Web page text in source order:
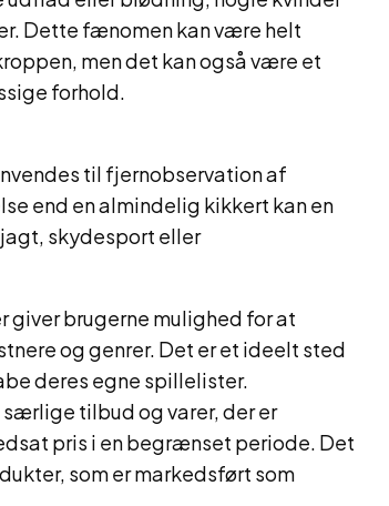
Dette fænomen kan være helt
men det kan også være et
forhold.
til fjernobservation af
end en almindelig kikkert kan en
skydesport eller
giver brugerne mulighed for at
og genrer. Det er et ideelt sted
deres egne spillelister.
tilbud og varer, der er
pris i en begrænset periode. Det
som er markedsført som